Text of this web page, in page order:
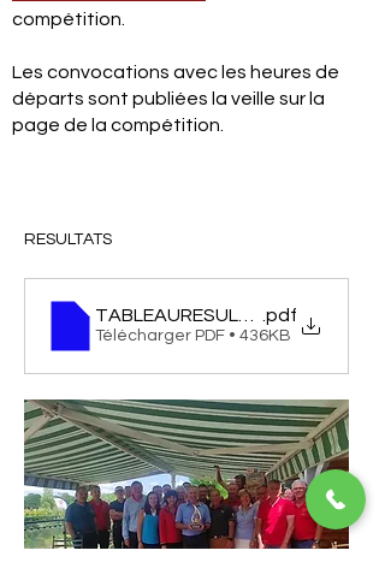
compétition.
Les convocations avec les heures de
départs sont publiées la veille sur la
page de la compétition.
RESULTATS
TABLEAURESULTATS
.pdf
Télécharger PDF • 436KB